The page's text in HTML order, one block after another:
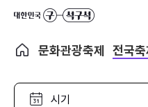
문화관광축제 전국축
시